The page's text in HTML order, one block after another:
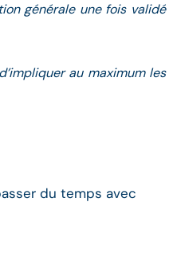
générale une fois validé
au maximum les
du temps avec